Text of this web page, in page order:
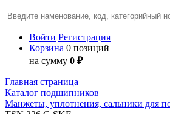
Войти Регистрация
Корзина 0 позиций
на сумму 0 ₽
Главная страница
Каталог подшипников
Манжеты, уплотнения, сальники для